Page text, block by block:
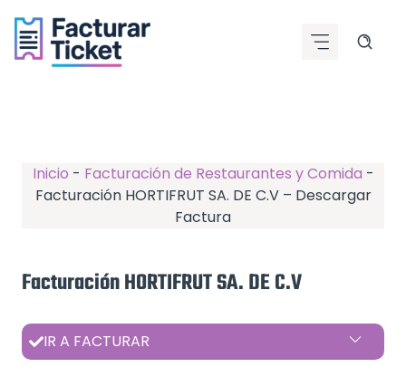
contenido
Inicio - Facturación de Restaurantes y Comida -
Facturación HORTIFRUT SA. DE C.V – Descargar
Factura
Facturación HORTIFRUT SA. DE C.V
IR A FACTURAR